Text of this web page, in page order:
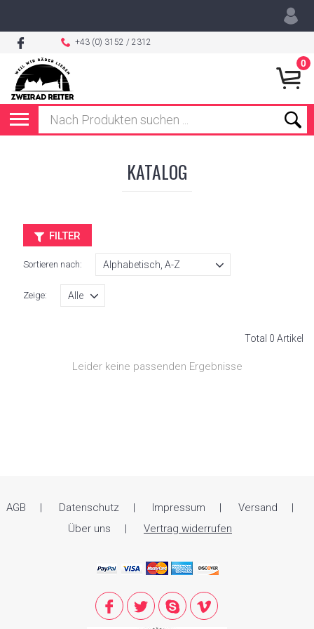
+43 (0) 3152 / 2312
0
KATALOG
FILTER
Sortieren nach:
Zeige:
Total 0 Artikel
Leider keine passenden Ergebnisse
AGB Datenschutz Impressum
Versand
Über uns
Vertrag widerrufen